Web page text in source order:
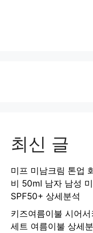
최신 글
미프 미남크림 톤업
비 50ml 남자 남성
SPF50+ 상세분석
키즈여름이불 시어
세트 여름이불 상세